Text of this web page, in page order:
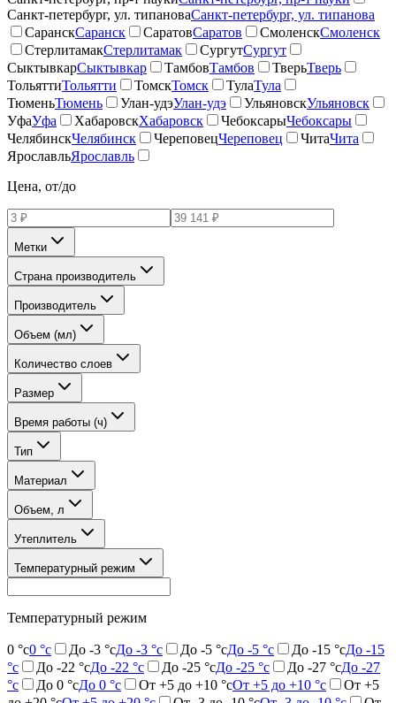
Санкт-петербург, ул. типановаСанкт-петербург, ул. типанова
СаранскСаранск СаратовСаратов СмоленскСмоленск
СтерлитамакСтерлитамак СургутСургут
СыктывкарСыктывкар ТамбовТамбов ТверьТверь
ТольяттиТольятти ТомскТомск ТулаТула
ТюменьТюмень Улан-удэУлан-удэ УльяновскУльяновск
УфаУфа ХабаровскХабаровск ЧебоксарыЧебоксары
ЧелябинскЧелябинск ЧереповецЧереповец ЧитаЧита
ЯрославльЯрославль
Цена, от/до
Метки
Страна производитель
Производитель
Объем (мл)
Количество слоев
Размер
Время работы (ч)
Тип
Материал
Объем, л
Утеплитель
Температурный режим
Температурный режим
0 °c0 °c До -3 °cДо -3 °c До -5 °cДо -5 °c До -15 °cДо -15
°c
До -22 °cДо -22 °c До -25 °cДо -25 °c До -27 °cДо -27
°c
До 0 °cДо 0 °c От +5 до +10 °cОт +5 до +10 °c
От +5